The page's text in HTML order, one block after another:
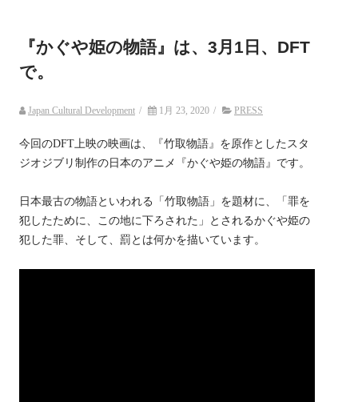
『かぐや姫の物語』は、3月1日、DFT
で。
Japan Cultural Development / 1月 23, 2020 / PRESS
今回のDFT上映の映画は、『竹取物語』を原作としたスタ
ジオジブリ制作の日本のアニメ『かぐや姫の物語』です。
日本最古の物語といわれる「竹取物語」を題材に、「罪を
犯したために、この地に下ろされた」とされるかぐや姫の
犯した罪、そして、罰とは何かを描いています。